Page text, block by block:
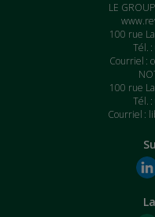
LE
100 rue
Tél.
Courriel :
100 rue
Tél.
Courriel :